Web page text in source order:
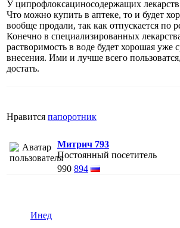
У ципрофлоксациносодержащих
Что можно купить в аптеке, то и будет
вообще продали, так как отпускается по
Конечно в специализированных
растворимость в воде будет хорошая уже
внесения. Ими и лучше всего
достать.
Нравится папоротник
Митрич 793
Постоянный посетитель
990 894
Инед